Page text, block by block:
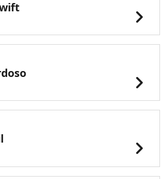
chevron_right
chevron_right
chevron_right